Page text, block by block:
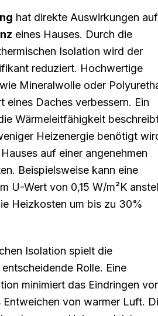
hat direkte Auswirkungen auf
eines Hauses. Durch die
Isolation wird der
reduziert. Hochwertige
Mineralwolle oder
eines Daches verbessern. Ein
Wärmeleitfähigkeit
Heizenergie benötigt
auf einer angenehmen
Beispielsweise kann eine
U-Wert von 0,15 W/m²K
Heizkosten um bis zu 30%
Isolation spielt die
entscheidende Rolle. Eine
minimiert das Eindringen
von warmer Luft.